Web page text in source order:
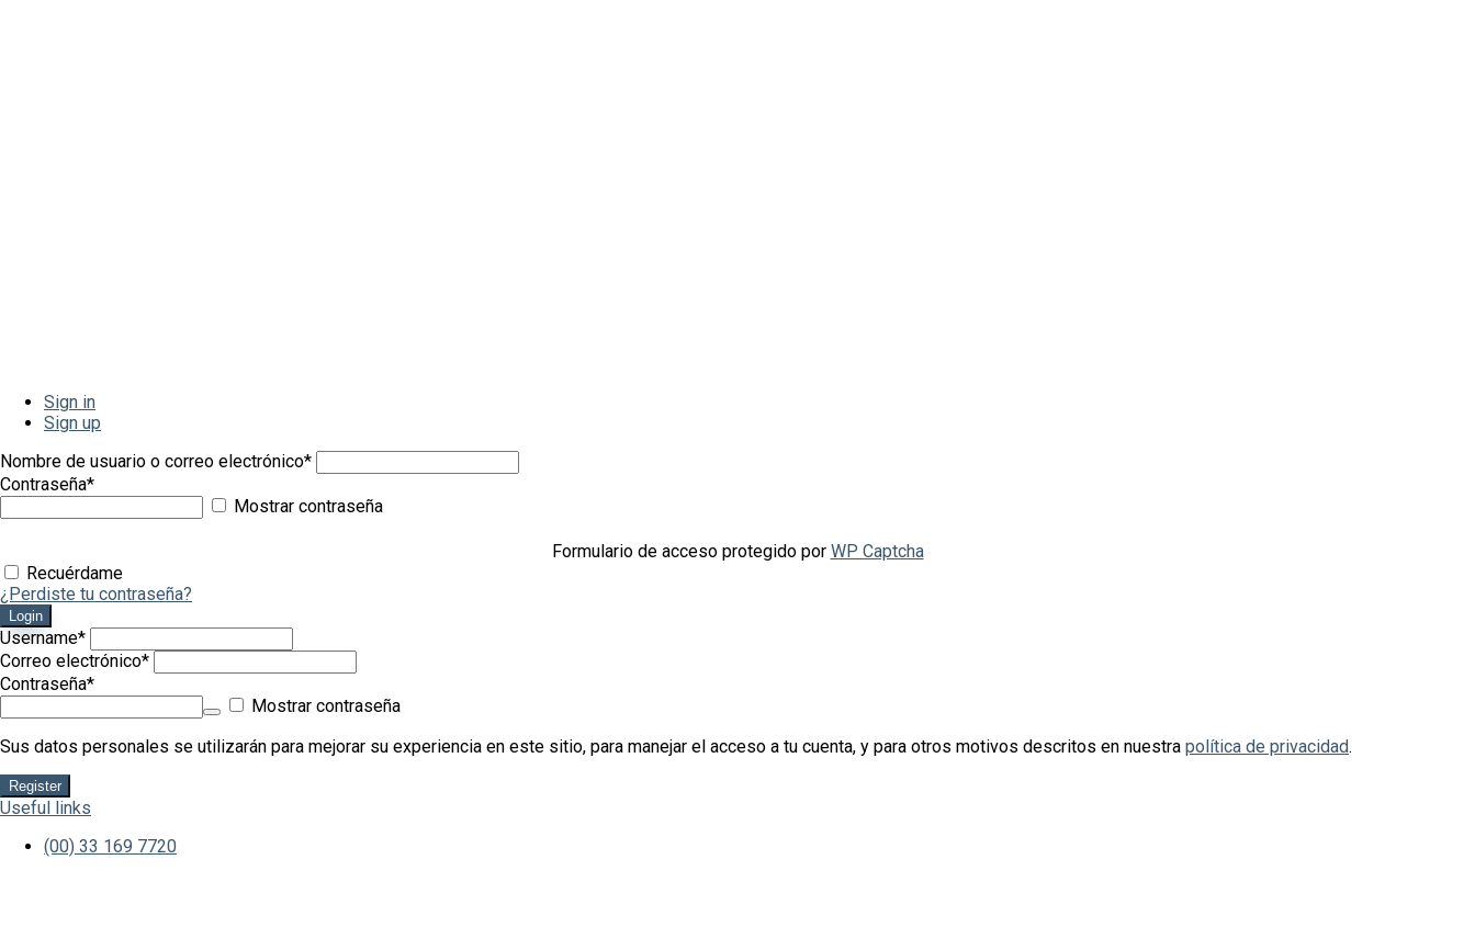
Sign in
Sign up
Nombre de usuario o correo electrónico*
Contraseña*
Mostrar contraseña
Formulario de acceso protegido por WP Captcha
Recuérdame
¿Perdiste tu contraseña?
Login
Username*
Correo electrónico*
Contraseña*
Mostrar contraseña
Sus datos personales se utilizarán para mejorar su experiencia en este sitio, para manejar el acceso a tu cuenta, y para otros motivos descritos en nuestra política de privacidad.
Register
Useful links
(00) 33 169 7720